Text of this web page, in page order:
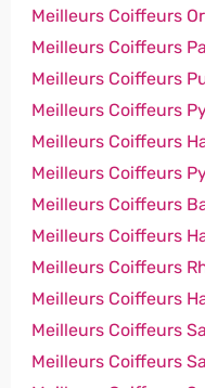
Meilleurs Coiffeurs
Meilleurs Coiffeurs
Meilleurs Coiffeurs
Meilleurs Coiffeurs
Meilleurs Coiffeurs
Meilleurs Coiffeurs
Meilleurs Coiffeurs
Meilleurs Coiffeurs
Meilleurs Coiffeurs
Meilleurs Coiffeurs
Meilleurs Coiffeurs
Meilleurs Coiffeurs